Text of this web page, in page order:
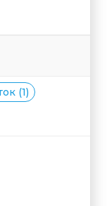
(1)